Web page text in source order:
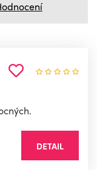
DETAIL